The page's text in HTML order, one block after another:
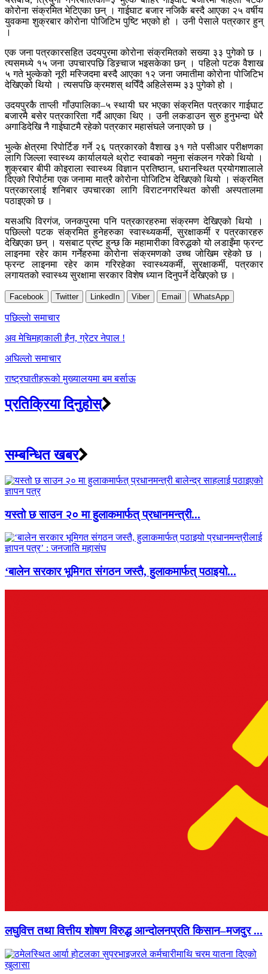
कोरोना संक्रमित भेटिएका छन् । गाईघाट बजार नजिकै बस्दै आएका २५ वर्षीय
युवकमा शुक्रबार कोरोना पोजिटिभ पुष्टि भएको हो । उनी पेसाले पत्रकार हुन्
।
एक जना पत्रकारसहित उदयपुरमा कोरोना संक्रमितको सख्या ३३ पुगेको छ ।
त्यसमध्ये १५ जना उपचारपछि डिस्र्चाज भइसकेका छन् । पहिलो पटक वैशाख
५ गते भुल्केको नूरी मस्जिदमा बस्दै आएका १२ जना जमातीमा कोरोना पोजिटिभ
देखिएको थियो । त्यसपछि क्रमशस् थपिँदै अहिलेसम्म ३३ पुगेको हो ।
उदयपुरकै ताप्ली गाँउपालिका–५ स्थायी घर भएका संक्रमित पत्रकार गाईघाट
बजारमै बसेर पत्रकारिता गर्दै आएका थिए । उनी लकडाउन सुरु हुनुभन्दा धेरै
अगाडिदेखि नै गाईघाटमै रहेको पत्रकार महासंघले जनाएको छ ।
भुल्के क्षेत्रमा रिपोर्टिङ गर्ने २६ पत्रकारको वैशाख ३१ गते पसीआर परीक्षणका
लागि जिल्ला स्वास्थ्य कार्यालयले थ्रोट स्वाबको नमुना संकलन गरेको थियो ।
शुक्रबार बीपी कोइराला स्वास्थ्य विज्ञान प्रतिष्ठान, धरानस्थित प्रयोगशालाले
दिएको रिपोर्टमा एक जनामा मात्रै कोरोना पोजिटिभ देखिएको थियो । संक्रमित
पत्रकारलाई शनिबार उपचारका लागि विराटनगरस्थित कोसी अस्पतालमा
पठाइएको छ ।
यसअघि विरगंज, जनकपुरमा पनि पत्रकारहरुमा संक्रमण देखिएको थियो ।
पछिल्लो पटक संक्रमित हुनेहरुका स्वास्थ्यकर्मी, सुरक्षाकर्मी र पत्रकारहरु
देखिएका छन् । यसबाट प्रष्ट हुन्छ कि महामारीका विरुद्धको यो लडाइँमा फ्रन्ट
लाइनमा रहेर काम गर्नेहरुमा कोरोना संक्रमणको उच्च जोखिम रहेको छ ।
फ्रन्ट लाइनमा रहेर काम गरिरहेका स्वास्थ्यकर्मी, सुरक्षाकर्मी, पत्रकार
लगायतको स्वास्थ्य सुरक्षामा सरकार विशेष ध्यान दिनुपर्ने देखिएको छ ।
Facebook Twitter LinkedIn Viber Email WhatsApp
Post
navigation
पछिल्लाे समाचार
अव मेचिमहाकाली हैन, ग्रेटर नेपाल !
अघिल्लाे समाचार
राष्ट्रघातीहरूको मुख्यालयमा बम बर्साऊ
प्रतिक्रिया दिनुहोस्
सम्बन्धित खबर
यस्तो छ साउन २० मा हुलाकमार्फत् प्रधानमन्त्री...
‘बालेन सरकार भूमिगत संगठन जस्तै, हुलाकमार्फत् पठाइयो...
लघुवित्त तथा वित्तीय शोषण विरुद्ध आन्दोलनप्रति किसान–मजदुर ...